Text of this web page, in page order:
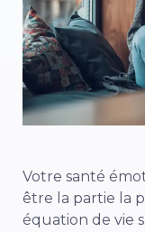
Votre santé
être la partie la
équation de vie